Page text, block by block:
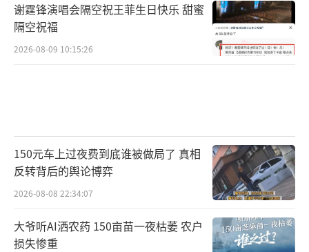
谢霆锋演唱会隔空祝王菲生日快乐 甜蜜
隔空祝福
2026-08-09 10:15:26
150元车上过夜费到底谁被做局了 真相
反转背后的舆论博弈
2026-08-08 22:34:07
大爷听AI洒农药 150亩苗一夜枯萎 农户
损失惨重